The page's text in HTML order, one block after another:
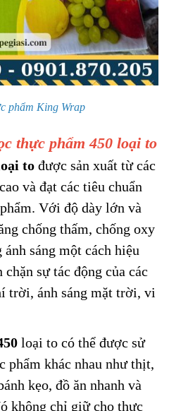
phẩm King Wrap
thực phẩm 450 loại to
to được sản xuất từ các
và đạt các tiêu chuẩn
Với độ dày lớn và
chống thấm, chống oxy
sáng một cách hiệu
sự tác động của các
trời, ánh sáng mặt trời, vi
loại to có thể được sử
phẩm khác nhau như thịt,
kẹo, đồ ăn nhanh và
không chỉ giữ cho thực